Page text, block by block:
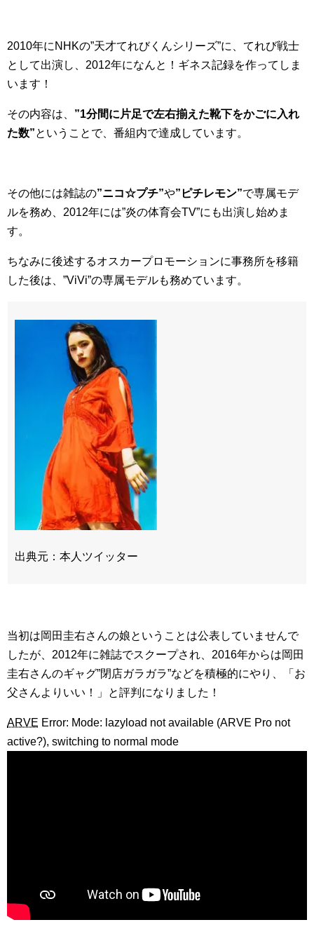
2010年にNHKの”天才てれびくんシリーズ”に、てれび戦士
として出演し、2012年になんと！ギネス記録を作ってしま
います！
その内容は、 ”1分間に片足で左右揃えた靴下をかごに入れ
た数”ということで、番組内で達成しています。
その他には雑誌の”ニコ☆プチ”や”ピチレモン”で専属モデ
ルを務め、2012年には”炎の体育会TV”にも出演し始めま
す。
ちなみに後述するオスカープロモーションに事務所を移籍
した後は、”ViVi”の専属モデルも務めています。
出典元：本人ツイッター
当初は岡田圭右さんの娘ということは公表していませんで
したが、2012年に雑誌でスクープされ、2016年からは岡田
圭右さんのギャグ”閉店ガラガラ”などを積極的にやり、「お
父さんよりいい！」と評判になりました！
ARVE Error: Mode: lazyload not available (ARVE Pro not
active?), switching to normal mode